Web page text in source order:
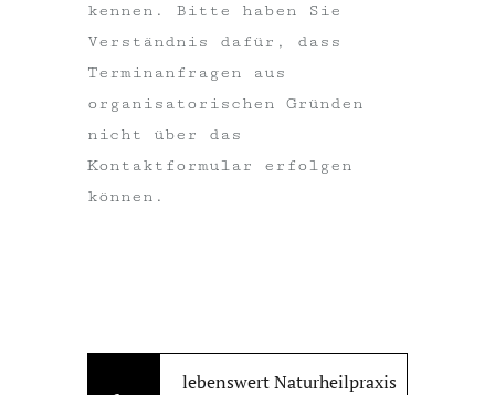
kennen. Bitte haben Sie
Verständnis dafür, dass
Terminanfragen aus
organisatorischen Gründen
nicht über das
Kontaktformular erfolgen
können.
lebenswert Naturheilpraxis